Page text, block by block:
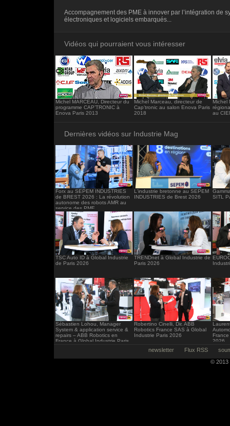
frameborder="0"></iframe>
Accompagnement des PME à innover par l’intégration de
électroniques et logiciels embarqués...
Vidéos qui pourraient vous intéresser
Michel MARCEAU, Directeur du
programme CAP’TRONIC à
Enova Paris 2013
Michel Marceau, directeur de
Cap’tronic au salon Enova Paris
2018
Michel
au
Dernières vidéos sur Industrie Mag
Forx au SEPEM INDUSTRIES
de BREST 2026 : La révolution
autonome des robots AMR au
service des PME
L'industrie bretonne au SEPEM
INDUSTRIES de Brest 2026
SITL
TSC Auto ID à Global Industrie
de Paris 2026
TRENDnet à Global Industrie de
Paris 2026
Sébastien Lohou, Manager
System & application service &
repairs – ABB Robotics en
France à Global Industrie Paris
Robertino Cinelli, Dir. ABB
Robotics France SAS à Global
Industrie Paris 2026
2026
newsletter Flux RSS
© 2013